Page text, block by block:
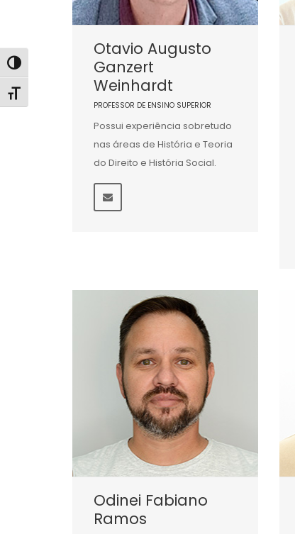
Alternar alto contraste
Alternar tamanho da fonte
Otavio Augusto
Ganzert
Weinhardt
PROFESSOR DE ENSINO SUPERIOR
Possui experiência sobretudo
nas áreas de História e Teoria
do Direito e História Social.
Odinei Fabiano
Ramos